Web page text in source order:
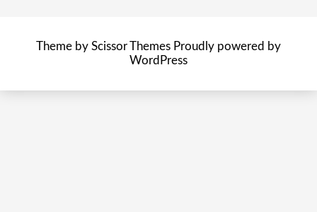
Theme by Scissor Themes Proudly powered by
WordPress